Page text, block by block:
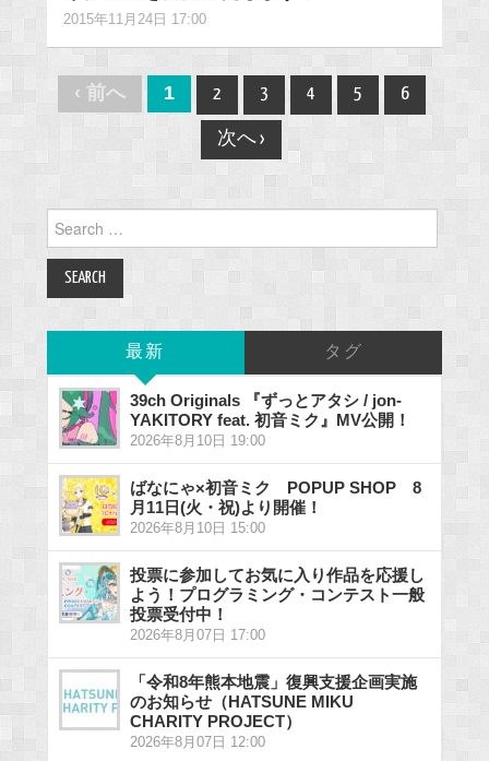
2015年11月24日 17:00
Post
‹ 前へ 1 2 3 4 5 6
次へ ›
for:
最新 タグ
39ch Originals 『ずっとアタシ / jon-
YAKITORY feat. 初音ミク』MV公開！
2026年8月10日 19:00
ばなにゃ×初音ミク POPUP SHOP 8
月11日(火・祝)より開催！
2026年8月10日 15:00
投票に参加してお気に入り作品を応援し
よう！プログラミング・コンテスト一般
投票受付中！
2026年8月07日 17:00
「令和8年熊本地震」復興支援企画実施
のお知らせ（HATSUNE MIKU
CHARITY PROJECT）
2026年8月07日 12:00